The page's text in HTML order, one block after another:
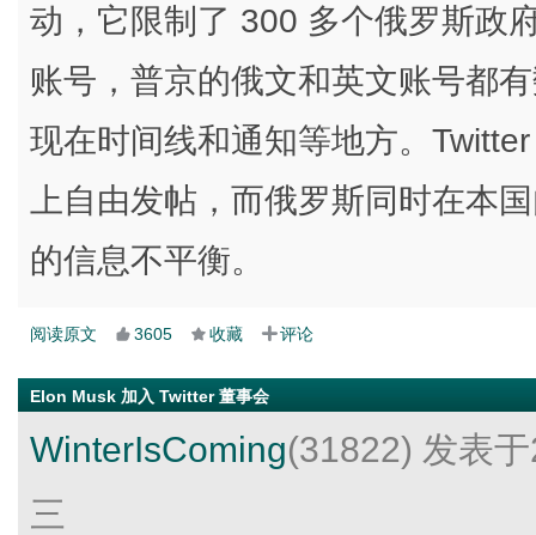
动，它限制了 300 多个俄罗斯政
账号，普京的俄文和英文账号都
现在时间线和通知等地方。
上自由发帖，而俄罗斯同时在本
的信息不平衡。
阅读原文 3605 收藏 评论
Elon Musk 加入 Twitter 董事会
WinterIsComing(31822) 发表
三